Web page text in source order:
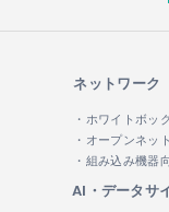
ネットワーク
・ホワイトボッ
・オープンネッ
・組み込み機器
AI・データサ